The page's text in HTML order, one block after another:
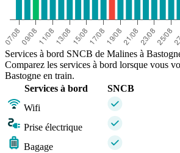
Services à bord SNCB de Malines à
Comparez les services à bord lorsque vous
Bastogne en train.
Services à bord
SNCB
Wifi
Prise électrique
Bagage